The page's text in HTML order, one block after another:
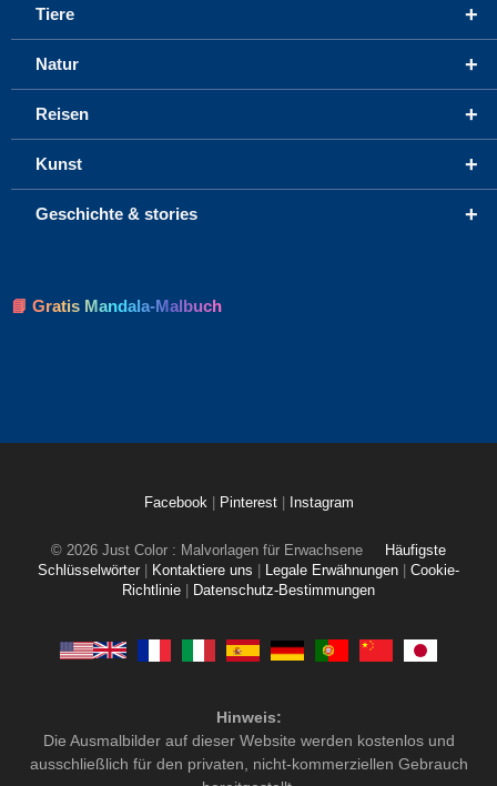
+
Tiere
+
Natur
+
Reisen
+
Kunst
+
Geschichte & stories
📘 Gratis Mandala-Malbuch
Facebook Pinterest Instagram
© 2026 Just Color : Malvorlagen für Erwachsene
Häufigste
Schlüsselwörter
Kontaktiere uns Legale Erwähnungen
Cookie-
Richtlinie
Datenschutz-Bestimmungen
Hinweis:
Die Ausmalbilder auf dieser Website werden kostenlos und
ausschließlich für den privaten, nicht-kommerziellen Gebrauch